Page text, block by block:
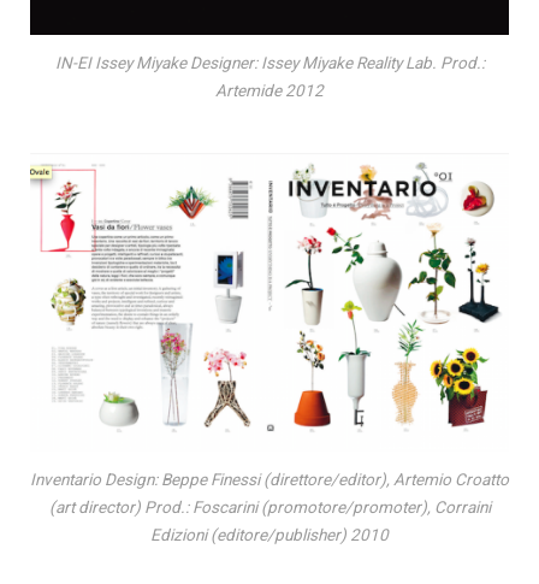
IN-EI Issey Miyake Designer: Issey Miyake Reality Lab. Prod.:
Artemide 2012
Inventario Design: Beppe Finessi (direttore/editor), Artemio Croatto
(art director) Prod.: Foscarini (promotore/promoter), Corraini
Edizioni (editore/publisher) 2010